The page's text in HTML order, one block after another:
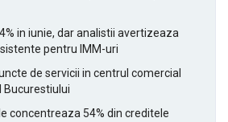
in iunie, dar analistii avertizeaza
pentru IMM-uri
de servicii in centrul comercial
Bucurestiului
concentreaza 54% din creditele